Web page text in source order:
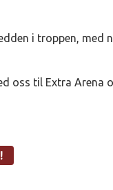
i troppen, med
oss til Extra Arena